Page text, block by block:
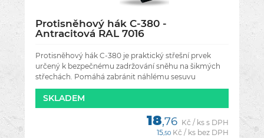
Protisněhový hák C-380 -
Antracitová RAL 7016
Protisněhový hák C-380 je praktický střešní prvek
určený k bezpečnému zadržování sněhu na šikmých
střechách. Pomáhá zabránit náhlému sesuvu
sněhových mas, čímž chrání
SKLADEM
18,76 Kč / ks s DPH
15,50 Kč / ks bez DPH